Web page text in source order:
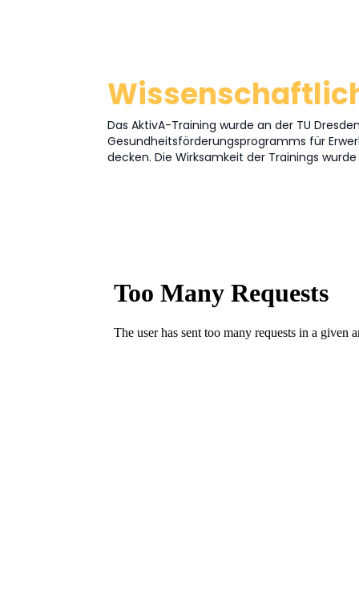
Das AktivA-Training wurde an der TU
Gesundheitsförderungsprogramms für
decken. Die Wirksamkeit der Trainings